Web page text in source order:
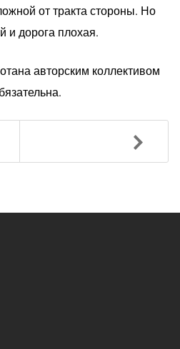
от тракта стороны. Но
и дорога плохая.
авторским коллективом
Вперед